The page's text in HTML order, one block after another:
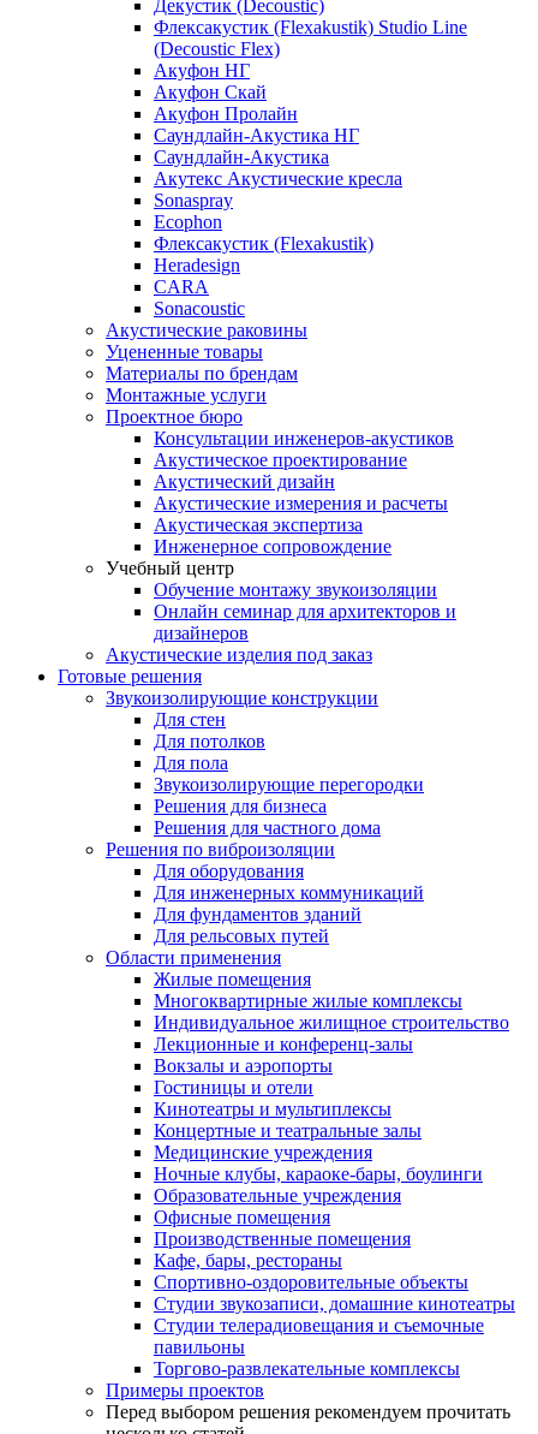
Декустик (Decoustic)
Флексакустик (Flexakustik) Studio Line
(Decoustic Flex)
Акуфон НГ
Акуфон Скай
Акуфон Пролайн
Саундлайн-Акустика НГ
Саундлайн-Акустика
Акутекс Акустические кресла
Sonaspray
Ecophon
Флексакустик (Flexakustik)
Heradesign
CARA
Sonacoustic
Акустические раковины
Уцененные товары
Материалы по брендам
Монтажные услуги
Проектное бюро
Консультации инженеров-акустиков
Акустическое проектирование
Акустический дизайн
Акустические измерения и расчеты
Акустическая экспертиза
Инженерное сопровождение
Учебный центр
Обучение монтажу звукоизоляции
Онлайн семинар для архитекторов и
дизайнеров
Акустические изделия под заказ
Готовые решения
Звукоизолирующие конструкции
Для стен
Для потолков
Для пола
Звукоизолирующие перегородки
Решения для бизнеса
Решения для частного дома
Решения по виброизоляции
Для оборудования
Для инженерных коммуникаций
Для фундаментов зданий
Для рельсовых путей
Области применения
Жилые помещения
Многоквартирные жилые комплексы
Индивидуальное жилищное строительство
Лекционные и конференц-залы
Вокзалы и аэропорты
Гостиницы и отели
Кинотеатры и мультиплексы
Концертные и театральные залы
Медицинские учреждения
Ночные клубы, караоке-бары, боулинги
Образовательные учреждения
Офисные помещения
Производственные помещения
Кафе, бары, рестораны
Спортивно-оздоровительные объекты
Студии звукозаписи, домашние кинотеатры
Студии телерадиовещания и съемочные
павильоны
Торгово-развлекательные комплексы
Примеры проектов
Перед выбором решения рекомендуем прочитать